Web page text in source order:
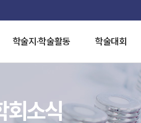
학술지·학술활동 학술대회
회소식